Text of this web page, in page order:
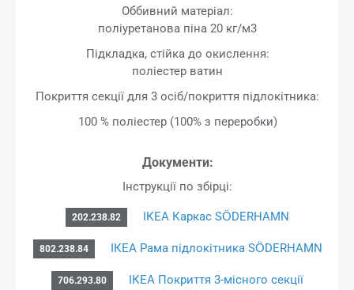
Оббивний матеріал:
поліуретанова піна 20 кг/м3
Підкладка, стійка до окислення:
поліестер ватин
Покриття секції для 3 осіб/покриття підлокітника:
100 % поліестер (100% з переробки)
Документи:
Інструкції по збірці:
202.238.82 ІКЕА Каркас SÖDERHAMN
802.238.84 ІКЕА Рама підлокітника SÖDERHAMN
706.293.80
ІКЕА Покриття 3-місного секції